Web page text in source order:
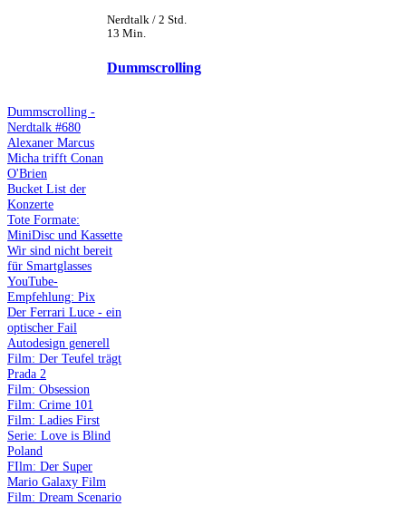
Nerdtalk / 2 Std.
13 Min.
Dummscrolling
Dummscrolling -
Nerdtalk #680
Alexaner Marcus
Micha trifft Conan
O'Brien
Bucket List der
Konzerte
Tote Formate:
MiniDisc und Kassette
Wir sind nicht bereit
für Smartglasses
YouTube-
Empfehlung: Pix
Der Ferrari Luce - ein
optischer Fail
Autodesign generell
Film: Der Teufel trägt
Prada 2
Film: Obsession
Film: Crime 101
Film: Ladies First
Serie: Love is Blind
Poland
FIlm: Der Super
Mario Galaxy Film
Film: Dream Scenario